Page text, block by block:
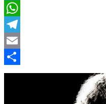
LinkedIn
WhatsApp
Telegram
Email
Compartir